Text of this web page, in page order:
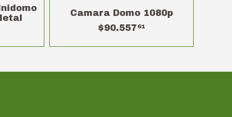
Camara Domo 1080p
$90.557 61